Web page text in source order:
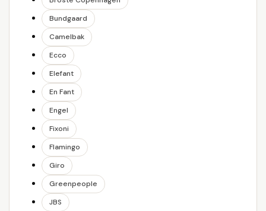
Bundgaard
Camelbak
Ecco
Elefant
En Fant
Engel
Fixoni
Flamingo
Giro
Greenpeople
JBS